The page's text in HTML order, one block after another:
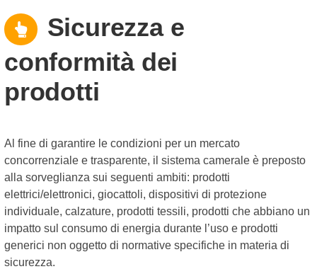
Sicurezza e
conformità dei
prodotti
Al fine di garantire le condizioni per un mercato
concorrenziale e trasparente, il sistema camerale è preposto
alla sorveglianza sui seguenti ambiti: prodotti
elettrici/elettronici, giocattoli, dispositivi di protezione
individuale, calzature, prodotti tessili, prodotti che abbiano un
impatto sul consumo di energia durante l’uso e prodotti
generici non oggetto di normative specifiche in materia di
sicurezza.